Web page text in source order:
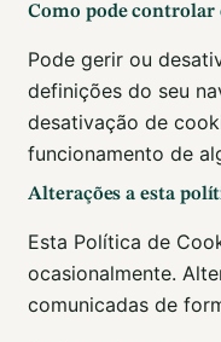
Como pode controlar
Pode gerir ou
definições do seu
desativação de
funcionamento de
Alterações a esta
Esta Política de
ocasionalmente.
comunicadas de